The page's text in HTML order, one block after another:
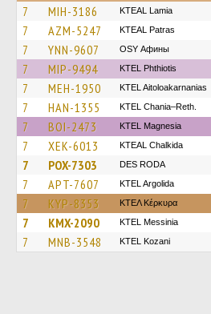
7 MIH-3186 KTEAL Lamia
7 AZM-5247 KTEAL Patras
7 YNN-9607 OSY Афины
7 MIP-9494 ΚΤΕL Phthiotis
7 MEH-1950 KTEL Aitoloakarnanias
7 HAN-1355 KTEL Chania–Reth.
7 BOI-2473 ΚΤΕL Magnesia
7 XEK-6013 KTEAL Chalkida
7 POX-7303 DES RODA
7 APT-7607 KTEL Argolida
7 KYP-8353 ΚΤΕΛ Κέρκυρα
7 KMX-2090 KTEL Messinia
7 MNB-3548 ΚΤΕL Kozani